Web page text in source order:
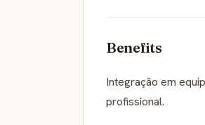
Benefits
Integração em
profissional.